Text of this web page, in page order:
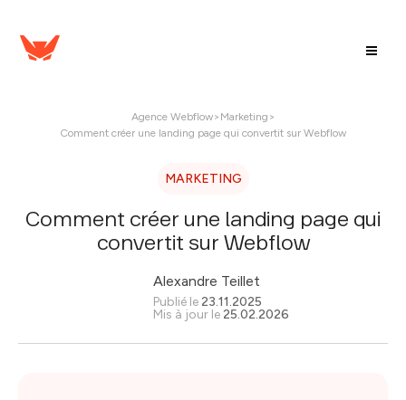
Agence Webflow> Marketing >
Comment créer une landing page qui convertit sur Webflow
MARKETING
Comment créer une landing page qui
convertit sur Webflow
Alexandre Teillet
Publié le 23.11.2025
Mis à jour le 25.02.2026